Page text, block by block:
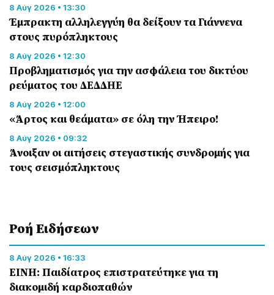
8 Αύγ 2026 • 13:30
Έμπρακτη αλληλεγγύη θα δείξουν τα Γιάννενα
στους πυρόπληκτους
8 Αύγ 2026 • 12:30
Προβληματισμός για την ασφάλεια του δικτύου
ρεύματος του ΔΕΔΔΗΕ
8 Αύγ 2026 • 12:00
«Άρτος και θεάματα» σε όλη την Ήπειρο!
8 Αύγ 2026 • 09:32
Άνοιξαν οι αιτήσεις στεγαστικής συνδρομής για
τους σεισμόπληκτους
Ροή Eιδήσεων
8 Αύγ 2026 • 16:33
ΕΙΝΗ: Παιδίατρος επιστρατεύτηκε για τη
διακομιδή καρδιοπαθών